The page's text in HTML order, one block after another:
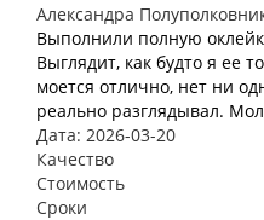
Александра
Выполнили полную
Выглядит, как будто я ее
моется отлично, нет ни
реально разглядывал.
Дата: 2026-03-20
Качество
Стоимость
Сроки